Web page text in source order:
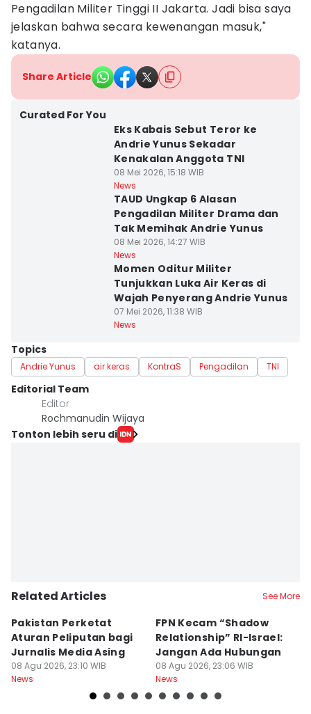
Pengadilan Militer Tinggi II Jakarta. Jadi bisa saya
jelaskan bahwa secara kewenangan masuk,"
katanya.
Share Article
Curated For You
Eks Kabais Sebut Teror ke
Andrie Yunus Sekadar
Kenakalan Anggota TNI
08 Mei 2026, 15:18 WIB
News
TAUD Ungkap 6 Alasan
Pengadilan Militer Drama dan
Tak Memihak Andrie Yunus
08 Mei 2026, 14:27 WIB
News
Momen Oditur Militer
Tunjukkan Luka Air Keras di
Wajah Penyerang Andrie Yunus
07 Mei 2026, 11:38 WIB
News
Topics
Andrie Yunus air keras KontraS Pengadilan TNI
Editorial Team
Editor
Rochmanudin Wijaya
Tonton lebih seru di
Related Articles See More
Pakistan Perketat
Aturan Peliputan bagi
Jurnalis Media Asing
08 Agu 2026, 23:10 WIB
News
FPN Kecam “Shadow
Relationship” RI-Israel:
Jangan Ada Hubungan
08 Agu 2026, 23:06 WIB
News